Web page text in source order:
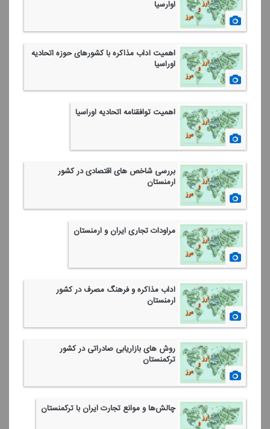
اوارسیا
1400/02/15
اهمیت آداب مذاكره با كشورهای حوزه اتحادیه
اوراسیا
1400/02/01
اهمیت توافقنامه اتحادیه اوراسیا
1400/01/25
بررسی شاخص های اقتصادی در كشور
ارمنستان
1400/01/18
مراودات تجاری ایران و ارمنستان
1399/12/27
آداب مذاكره و فرهنگ مصرف در كشور
ارمنستان
1399/12/20
روش های بازاریابی صادراتی در كشور
تركمنستان
1399/12/13
چالش‌ها و موانع تجارت ایران با تركمنستان